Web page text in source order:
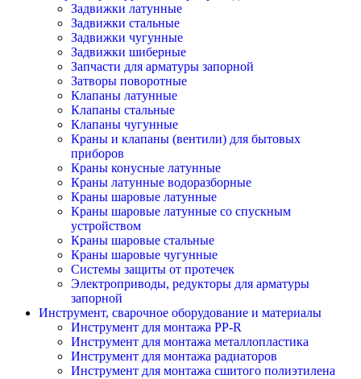
Задвижки латунные
Задвижки стальные
Задвижки чугунные
Задвижки шиберные
Запчасти для арматуры запорной
Затворы поворотные
Клапаны латунные
Клапаны стальные
Клапаны чугунные
Краны и клапаны (вентили) для бытовых
приборов
Краны конусные латунные
Краны латунные водоразборные
Краны шаровые латунные
Краны шаровые латунные со спускным
устройством
Краны шаровые стальные
Краны шаровые чугунные
Системы защиты от протечек
Электроприводы, редукторы для арматуры
запорной
Инструмент, сварочное оборудование и материалы
Инструмент для монтажа PP-R
Инструмент для монтажа металлопластика
Инструмент для монтажа радиаторов
Инструмент для монтажа сшитого полиэтилена